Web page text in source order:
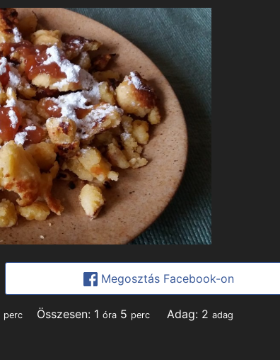
Megosztás Facebook-on
minutes
perc Összesen: 1hour
óra 5minutes
perc Adag: 2 adag